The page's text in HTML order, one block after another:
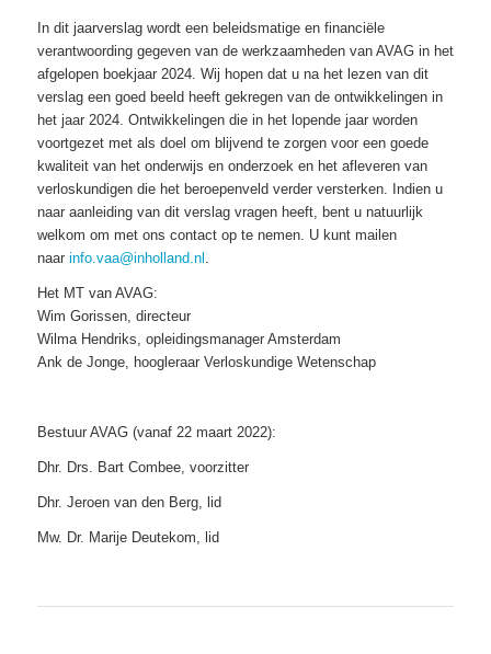
In dit jaarverslag wordt een beleidsmatige en financiële
verantwoording gegeven van de werkzaamheden van AVAG in het
afgelopen boekjaar 2024. Wij hopen dat u na het lezen van dit
verslag een goed beeld heeft gekregen van de ontwikkelingen in
het jaar 2024. Ontwikkelingen die in het lopende jaar worden
voortgezet met als doel om blijvend te zorgen voor een goede
kwaliteit van het onderwijs en onderzoek en het afleveren van
verloskundigen die het beroepenveld verder versterken. Indien u
naar aanleiding van dit verslag vragen heeft, bent u natuurlijk
welkom om met ons contact op te nemen. U kunt mailen
naar info.vaa@inholland.nl
Het MT van AVAG:
Wim Gorissen, directeur
Wilma Hendriks, opleidingsmanager Amsterdam
Ank de Jonge, hoogleraar Verloskundige Wetenschap
Bestuur AVAG (vanaf 22 maart 2022):
Dhr. Drs. Bart Combee, voorzitter
Dhr. Jeroen van den Berg, lid
Mw. Dr. Marije Deutekom, lid